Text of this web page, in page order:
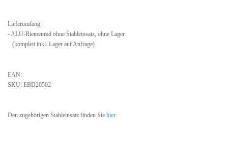
Lieferumfang:
- ALU-Riemenrad ohne Stahleinsatz, ohne Lager
(komplett inkl. Lager auf Anfrage)
EAN:
SKU: EBD20502
Den zugehörigen Stahleinsatz finden Sie hier